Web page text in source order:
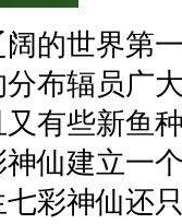
的世界第
布辐员广
有些新鱼
仙建立一
彩神仙还